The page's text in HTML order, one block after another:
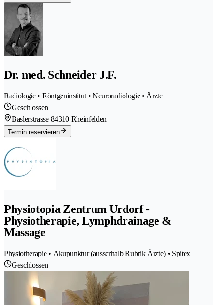
Dr. med. Schneider J.F.
Radiologie • Röntgeninstitut • Neuroradiologie • Ärzte
Geschlossen
Baslerstrasse 84310 Rheinfelden
Termin reservieren
Physiotopia Zentrum Urdorf -
Physiotherapie, Lymphdrainage &
Massage
Physiotherapie • Akupunktur (ausserhalb Rubrik Ärzte) • Spitex
Geschlossen